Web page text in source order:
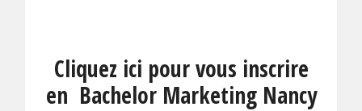
Cliquez ici pour vous inscrire
en Bachelor Marketing Nancy